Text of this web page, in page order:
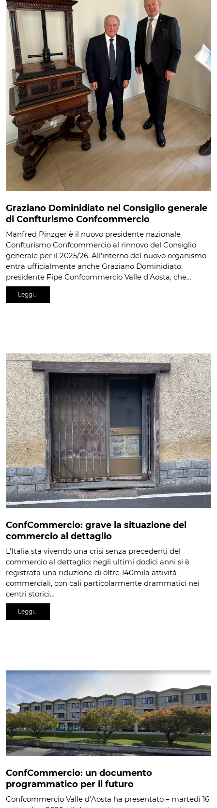
Graziano Dominidiato nel Consiglio generale
di Confturismo Confcommercio
Manfred Pinzger è il nuovo presidente nazionale
Confturismo Confcommercio al rinnovo del Consiglio
generale per il 2025/26. All’interno del nuovo organismo
entra ufficialmente anche Graziano Dominidiato,
presidente Fipe Confcommercio Valle d’Aosta, che…
Leggi…
ConfCommercio: grave la situazione del
commercio al dettaglio
L’Italia sta vivendo una crisi senza precedenti del
commercio al dettaglio: negli ultimi dodici anni si è
registrata una riduzione di oltre 140mila attività
commerciali, con cali particolarmente drammatici nei
centri storici…
Leggi…
ConfCommercio: un documento
programmatico per il futuro
Confcommercio Valle d’Aosta ha presentato – martedì 16